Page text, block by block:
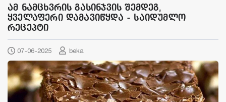
ამ ნამცხვრის გასინჯვის შემდეგ,
ყველაფერი დამავიწყდა - საიდუმლო
რეცეპტი
07-06-2025 beka